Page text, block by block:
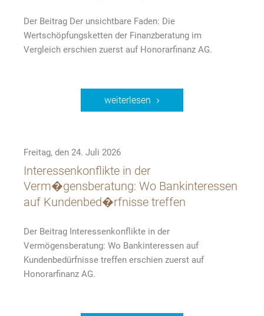
Der Beitrag Der unsichtbare Faden: Die
Wertschöpfungsketten der Finanzberatung im
Vergleich erschien zuerst auf Honorarfinanz AG.
weiterlesen
Freitag, den 24. Juli 2026
Interessenkonflikte in der
Verm�gensberatung: Wo Bankinteressen
auf Kundenbed�rfnisse treffen
Der Beitrag Interessenkonflikte in der
Vermögensberatung: Wo Bankinteressen auf
Kundenbedürfnisse treffen erschien zuerst auf
Honorarfinanz AG.